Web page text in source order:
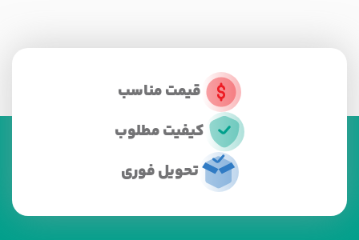
قیمت مناسب
کیفیت مطلوب
تحویل فوری